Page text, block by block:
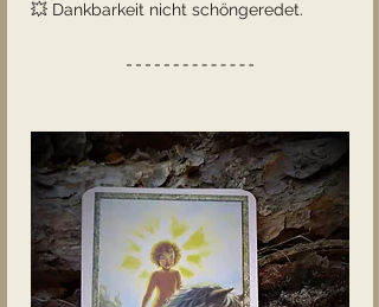
💥 Dankbarkeit nicht schöngeredet.